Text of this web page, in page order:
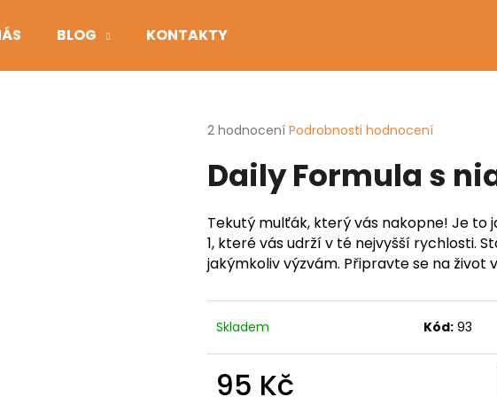
BLOG KONTAKTY
Průměrné
produktu
je
z
5
hvězdiček.
2 hodnocení Podrobnosti hodnocení
Daily Formula s
Tekutý mulťák, který vás nakopne! Je to
1, které vás udrží v té nejvyšší rychlosti.
jakýmkoliv výzvám. Připravte se na život
Skladem Kód: 93
95 Kč
HLEDAT